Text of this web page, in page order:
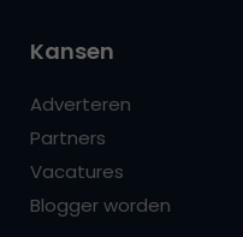
Kansen
Adverteren
Partners
Vacatures
Blogger worden